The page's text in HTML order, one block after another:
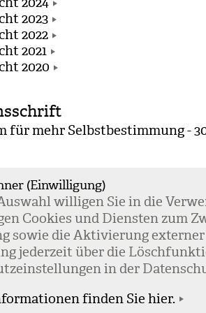
(Einwilligung)
wil­li­gen Sie in die
Coo­kies und Diens­ten zum
sowie die Akti­vie­rung
jeder­zeit über die
in der
finden Sie hier.
2023
2022
2021
2020
für mehr Selbstbestimmung -
- 25 Jahre
anzeigen zu können,
zustimmen.